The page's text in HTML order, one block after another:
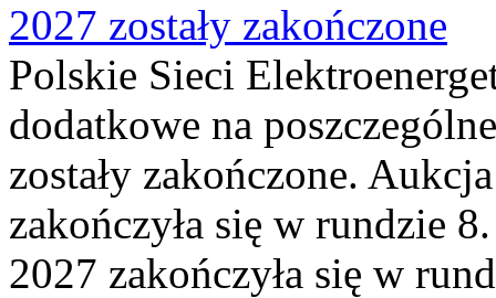
2027 zostały zakończone
Polskie Sieci
dodatkowe na
zostały zakończone.
zakończyła się w rundzie
2027 zakończyła się w